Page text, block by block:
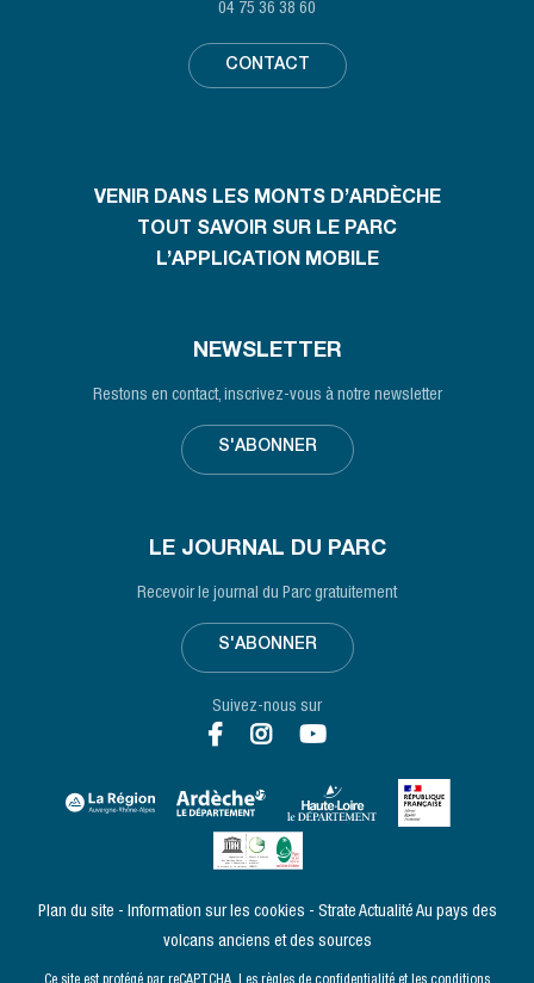
04 75 36 38 60
CONTACT
VENIR DANS LES MONTS D’ARDÈCHE
TOUT SAVOIR SUR LE PARC
L’APPLICATION MOBILE
NEWSLETTER
Restons en contact, inscrivez-vous à notre newsletter
S'ABONNER
LE JOURNAL DU PARC
Recevoir le journal du Parc gratuitement
S'ABONNER
Suivez-nous sur
Plan du site Information sur les cookies Strate Actualité Au pays des
volcans anciens et des sources